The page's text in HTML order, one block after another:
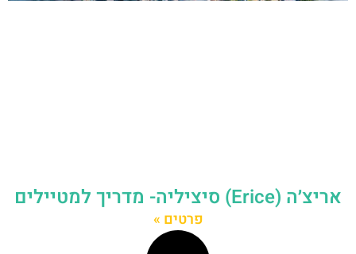
אריצ׳ה (Erice) סיציליה- מדריך למטיילים
פרטים »